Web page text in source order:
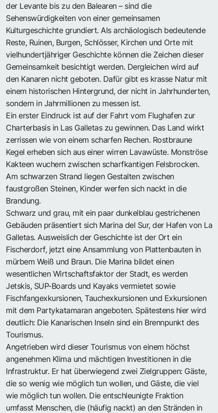
der Levante bis zu den Balearen – sind die
Sehenswürdigkeiten von einer gemeinsamen
Kulturgeschichte grundiert. Als archäologisch bedeutende
Reste, Ruinen, Burgen, Schlösser, Kirchen und Orte mit
vielhundertjähriger Geschichte können die Zeichen dieser
Gemeinsamkeit besichtigt werden. Dergleichen wird auf
den Kanaren nicht geboten. Dafür gibt es krasse Natur mit
einem historischen Hintergrund, der nicht in Jahrhunderten,
sondern in Jahrmillionen zu messen ist.
Ein erster Eindruck ist auf der Fahrt vom Flughafen zur
Charterbasis in Las Galletas zu gewinnen. Das Land wirkt
zerrissen wie von einem scharfen Rechen. Rostbraune
Kegel erheben sich aus einer wirren Lavawüste. Monströse
Kakteen wuchern zwischen scharfkantigen Felsbrocken.
Am schwarzen Strand liegen Gestalten zwischen
faustgroßen Steinen, Kinder werfen sich nackt in die
Brandung.
Schwarz und grau, mit ein paar dunkelblau gestrichenen
Gebäuden präsentiert sich Marina del Sur, der Hafen von La
Galletas. Ausweislich der Geschichte ist der Ort ein
Fischerdorf, jetzt eine Ansammlung von Plattenbauten in
mürbem Weiß und Braun. Die Marina bildet einen
wesentlichen Wirtschaftsfaktor der Stadt, es werden
Jetskis, SUP-Boards und Kayaks vermietet sowie
Fischfangexkursionen, Tauchexkursionen und Exkursionen
mit dem Partykatamaran angeboten. Spätestens hier wird
deutlich: Die Kanarischen Inseln sind ein Brennpunkt des
Tourismus.
Angetrieben wird dieser Tourismus von einem höchst
angenehmen Klima und mächtigen Investitionen in die
Infrastruktur. Er hat überwiegend zwei Zielgruppen: Gäste,
die so wenig wie möglich tun wollen, und Gäste, die viel
wie möglich tun wollen. Die entschleunigte Fraktion
umfasst Menschen, die (häufig nackt) an den Stränden in